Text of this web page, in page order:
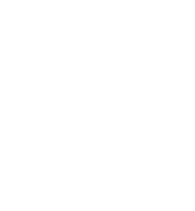
んと一致しない」と主張
は死刑を求刑し、弁護
同年9月26日、静岡地裁
14:02)。判決は、シ
性を認め、「捜査機関に
内に隠匿された」と判
る端切れも捏造であり、
た」とし、「5点の衣類以
して「犯人と認めること
検察官に対して速やかな
対して改めて死刑制度の